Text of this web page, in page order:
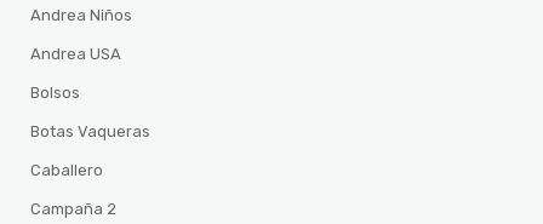
Andrea Niños
Andrea USA
Bolsos
Botas Vaqueras
Caballero
Campaña 2